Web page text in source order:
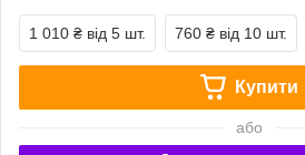
1 010 ₴ від 5 шт. 760 ₴ від 10 шт.
Купити
або